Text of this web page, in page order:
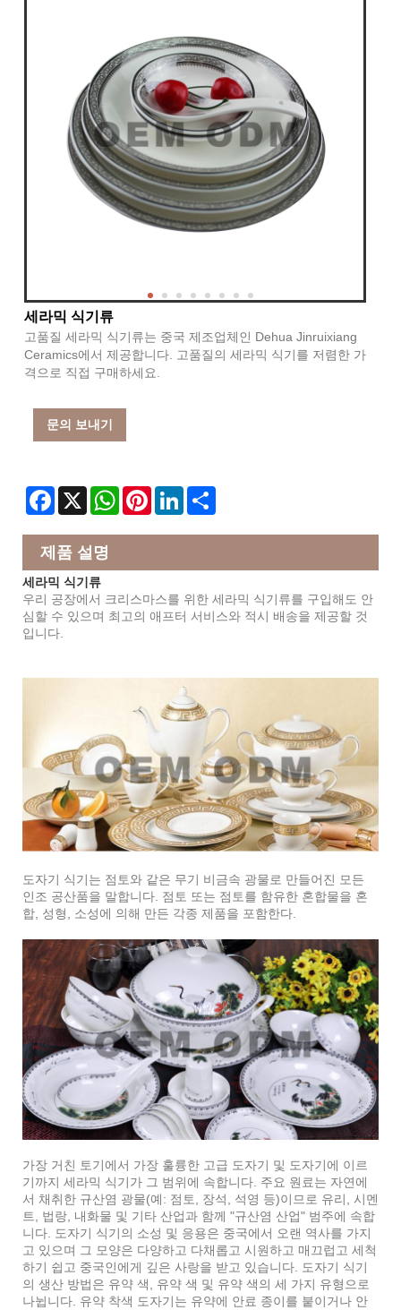
세라믹 식기류
고품질 세라믹 식기류는 중국 제조업체인 Dehua Jinruixiang
Ceramics에서 제공합니다. 고품질의 세라믹 식기를 저렴한 가
격으로 직접 구매하세요.
문의 보내기
Facebook
X WhatsAppPinterestLinkedIn
제품 설명
세라믹 식기류
우리 공장에서 크리스마스를 위한 세라믹 식기류를 구입해도 안
심할 수 있으며 최고의 애프터 서비스와 적시 배송을 제공할 것
입니다.
도자기 식기는 점토와 같은 무기 비금속 광물로 만들어진 모든
인조 공산품을 말합니다. 점토 또는 점토를 함유한 혼합물을 혼
합, 성형, 소성에 의해 만든 각종 제품을 포함한다.
가장 거친 토기에서 가장 훌륭한 고급 도자기 및 도자기에 이르
기까지 세라믹 식기가 그 범위에 속합니다. 주요 원료는 자연에
서 채취한 규산염 광물(예: 점토, 장석, 석영 등)이므로 유리, 시멘
트, 법랑, 내화물 및 기타 산업과 함께 "규산염 산업" 범주에 속합
니다. 도자기 식기의 소성 및 응용은 중국에서 오랜 역사를 가지
고 있으며 그 모양은 다양하고 다채롭고 시원하고 매끄럽고 세척
하기 쉽고 중국인에게 깊은 사랑을 받고 있습니다. 도자기 식기
의 생산 방법은 유약 색, 유약 색 및 유약 색의 세 가지 유형으로
나뉩니다. 유약 착색 도자기는 유약에 안료 종이를 붙이거나 안